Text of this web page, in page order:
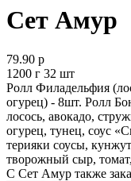
Сет Амур
79.90 р
1200 г 32 шт
Ролл Филадельфия
огурец) - 8шт. Ролл
лосось, авокадо,
огурец, тунец, соус
терияки соусы,
творожный сыр,
С Сет Амур также